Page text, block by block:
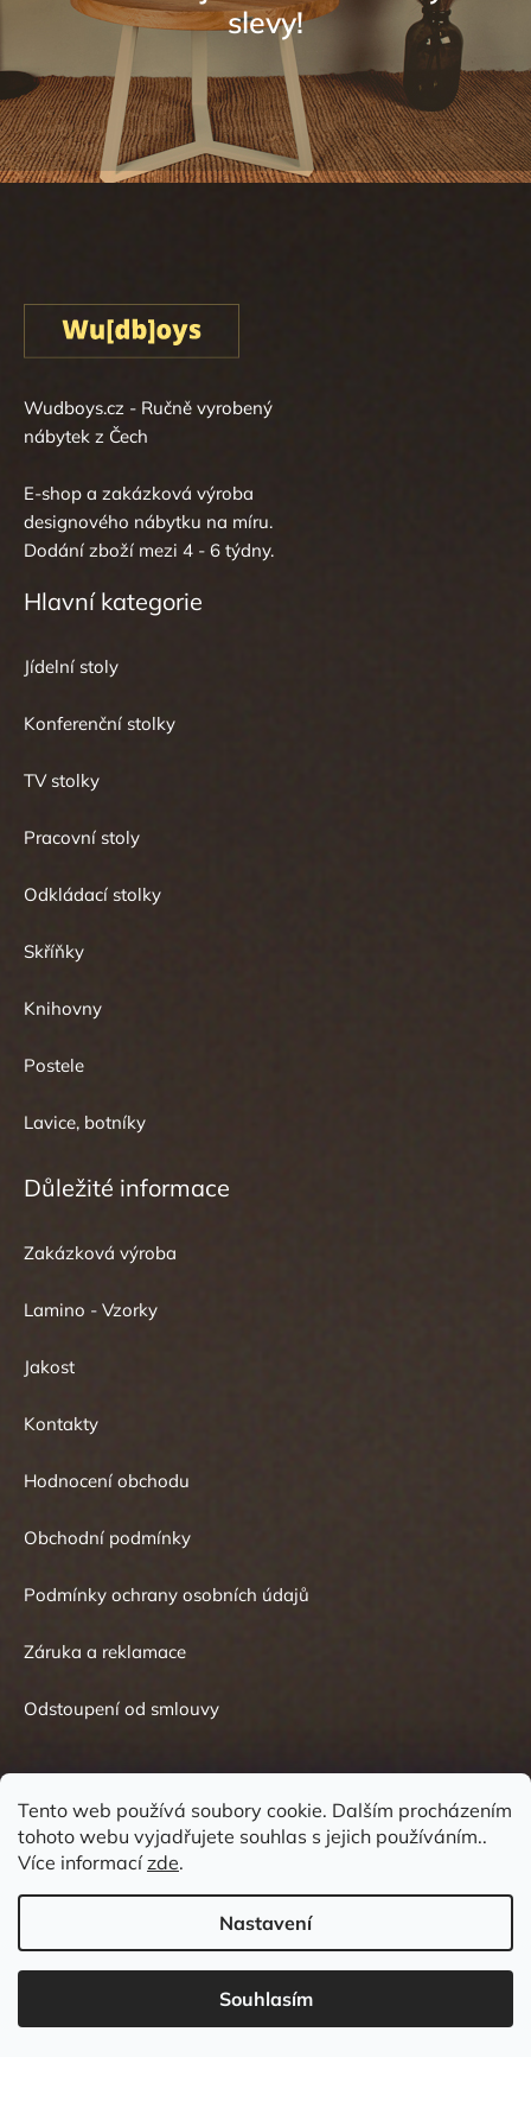
Tento web používá soubory cookie. Dalším procházením
tohoto webu vyjadřujete souhlas s jejich používáním..
Více informacízde.
Nastavení
Souhlasím
Sledovat na Instagramu
Wudboys.cz - Ručně vyrobený
nábytek z Čech
E-shop a zakázková výroba
designového nábytku na míru.
Dodání zboží mezi 4 - 6 týdny.
Hlavní kategorie
Jídelní stoly
Konferenční stolky
TV stolky
Pracovní stoly
Odkládací stolky
Skříňky
Knihovny
Postele
Lavice, botníky
Důležité informace
Zakázková výroba
Lamino - Vzorky
Jakost
Kontakty
Hodnocení obchodu
Obchodní podmínky
Podmínky ochrany osobních údajů
Záruka a reklamace
Odstoupení od smlouvy
Kontakt